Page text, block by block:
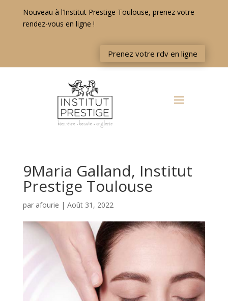
Nouveau à l’Institut Prestige Toulouse, prenez votre
rendez-vous en ligne !
Prenez votre rdv en ligne
9Maria Galland, Institut
Prestige Toulouse
par afourie | Août 31, 2022